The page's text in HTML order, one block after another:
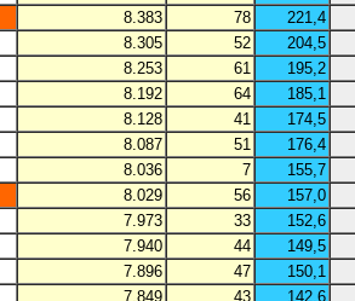
8.383 78
221,4
8.305 52
204,5
8.253 61
195,2
8.192 64
185,1
8.128 41
174,5
8.087 51
176,4
8.036 7
155,7
8.029 56
157,0
7.973 33
152,6
7.940 44
149,5
7.896 47
150,1
7.849 43
142,6